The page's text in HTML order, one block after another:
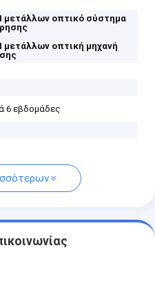
μετάλλων οπτικό σύστημα
μετάλλων οπτική μηχανή
6 εβδομάδες